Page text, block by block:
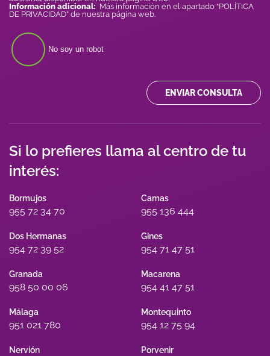
Información adicional: Más información en el apartado “POLÍTICA
DE PRIVACIDAD” de nuestra página web.
No soy un robot
ENVIAR CONSULTA
Si lo prefieres llama al centro de tu
interés:
Bormujos
955 72 34 70
Camas
955 136 444
Dos Hermanas
954 72 39 52
Gines
954 71 47 51
Granada
958 50 00 06
Macarena
954 41 47 51
Málaga
951 021 780
Montequinto
954 12 75 94
Nervión Porvenir